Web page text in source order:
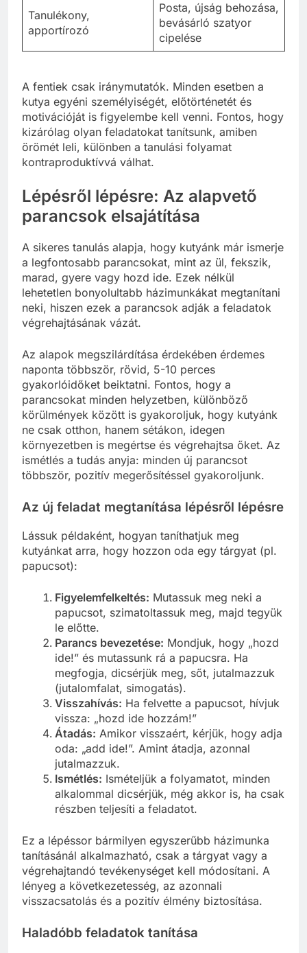
Tanulékony,
apportírozó
Posta, újság behozása,
bevásárló szatyor
cipelése
A fentiek csak iránymutatók. Minden esetben a
kutya egyéni személyiségét, előtörténetét és
motivációját is figyelembe kell venni. Fontos, hogy
kizárólag olyan feladatokat tanítsunk, amiben
örömét leli, különben a tanulási folyamat
kontraproduktívvá válhat.
Lépésről lépésre: Az alapvető
parancsok elsajátítása
A sikeres tanulás alapja, hogy kutyánk már ismerje
a legfontosabb parancsokat, mint az ül, fekszik,
marad, gyere vagy hozd ide. Ezek nélkül
lehetetlen bonyolultabb házimunkákat megtanítani
neki, hiszen ezek a parancsok adják a feladatok
végrehajtásának vázát.
Az alapok megszilárdítása érdekében érdemes
naponta többször, rövid, 5-10 perces
gyakorlóidőket beiktatni. Fontos, hogy a
parancsokat minden helyzetben, különböző
körülmények között is gyakoroljuk, hogy kutyánk
ne csak otthon, hanem sétákon, idegen
környezetben is megértse és végrehajtsa őket. Az
ismétlés a tudás anyja: minden új parancsot
többször, pozitív megerősítéssel gyakoroljunk.
Az új feladat megtanítása lépésről lépésre
Lássuk példaként, hogyan taníthatjuk meg
kutyánkat arra, hogy hozzon oda egy tárgyat (pl.
papucsot):
Figyelemfelkeltés: Mutassuk meg neki a
papucsot, szimatoltassuk meg, majd tegyük
le előtte.
Parancs bevezetése: Mondjuk, hogy „hozd
ide!” és mutassunk rá a papucsra. Ha
megfogja, dicsérjük meg, sőt, jutalmazzuk
(jutalomfalat, simogatás).
Visszahívás: Ha felvette a papucsot, hívjuk
vissza: „hozd ide hozzám!”
Átadás: Amikor visszaért, kérjük, hogy adja
oda: „add ide!”. Amint átadja, azonnal
jutalmazzuk.
Ismétlés: Ismételjük a folyamatot, minden
alkalommal dicsérjük, még akkor is, ha csak
részben teljesíti a feladatot.
Ez a lépéssor bármilyen egyszerűbb házimunka
tanításánál alkalmazható, csak a tárgyat vagy a
végrehajtandó tevékenységet kell módosítani. A
lényeg a következetesség, az azonnali
visszacsatolás és a pozitív élmény biztosítása.
Haladóbb feladatok tanítása